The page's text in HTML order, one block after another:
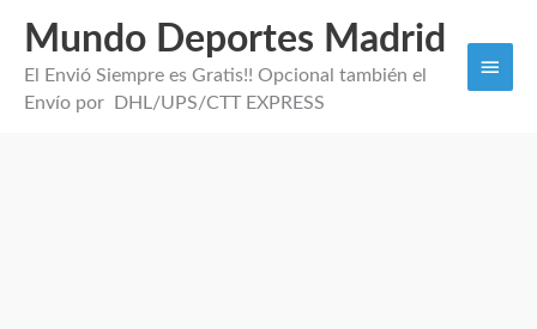
Mundo Deportes Madrid
El Envió Siempre es Gratis!! Opcional también el
Envío por DHL/UPS/CTT EXPRESS